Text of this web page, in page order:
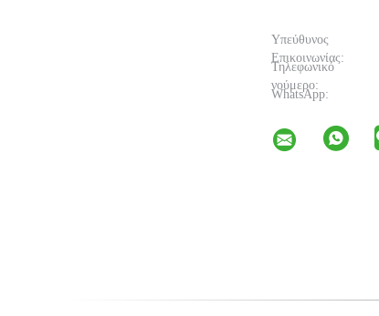
Υπεύθυνος
Επικοινωνίας:
Τηλεφωνικό
νούμερο:
WhatsApp: